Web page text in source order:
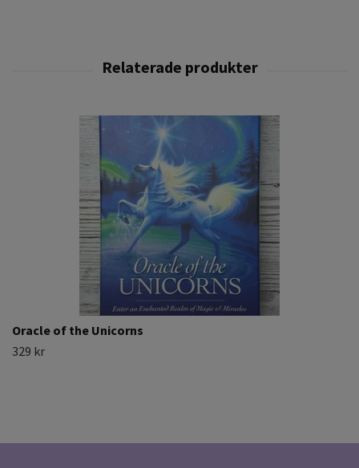
Oracle of the Unicorns
329 kr